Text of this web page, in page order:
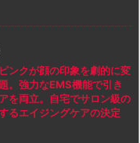
ンクが顔の印象を劇的に変
。強力なEMS機能で引き
を両立。自宅でサロン級の
るエイジングケアの決定